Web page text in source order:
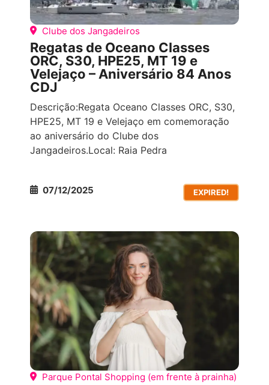
Clube dos Jangadeiros
Regatas de Oceano Classes
ORC, S30, HPE25, MT 19 e
Velejaço – Aniversário 84 Anos
CDJ
Descrição:Regata Oceano Classes ORC, S30,
HPE25, MT 19 e Velejaço em comemoração
ao aniversário do Clube dos
Jangadeiros.Local: Raia Pedra
07/12/2025 EXPIRED!
CONEXÃO OUTROS
Parque Pontal Shopping (em frente à prainha)